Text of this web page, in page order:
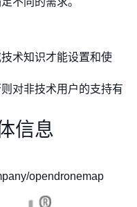
术知识才能设置和使
对非技术用户的支持有
信息
opendronemap